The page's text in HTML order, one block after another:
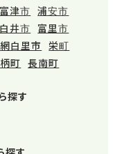
富津市
浦安市
白井市
富里市
白里市
栄町
町 長南町
探す